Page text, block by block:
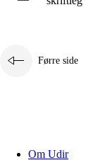
Førre side
Om Udir